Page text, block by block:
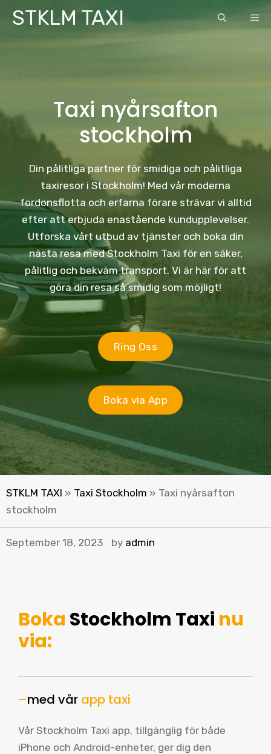
SkipSTKLM TAXI
Taxi nyårsafton
stockholm
Din pålitliga partner för smidiga och pålitliga
taxiresor i Stockholm! Med vår moderna
fordonsflotta och erfarna förare strävar vi alltid
efter att erbjuda enastående kundupplevelser.
Utforska vårt utbud av tjänster och boka din
nästa resa med Stockholm Taxi för en säker,
pålitlig och bekväm transport. Vi är här för att
göra din resa så smidig som möjligt!
Ring Oss
Boka via App
STKLM TAXI » Taxi Stockholm » Taxi nyårsafton
stockholm
September 18, 2023 by admin
Boka Stockholm Taxi nu
via:
–med vår app taxi
Vår Stockholm Taxi app, tillgänglig för både
iPhone och Android-enheter, ger dig den